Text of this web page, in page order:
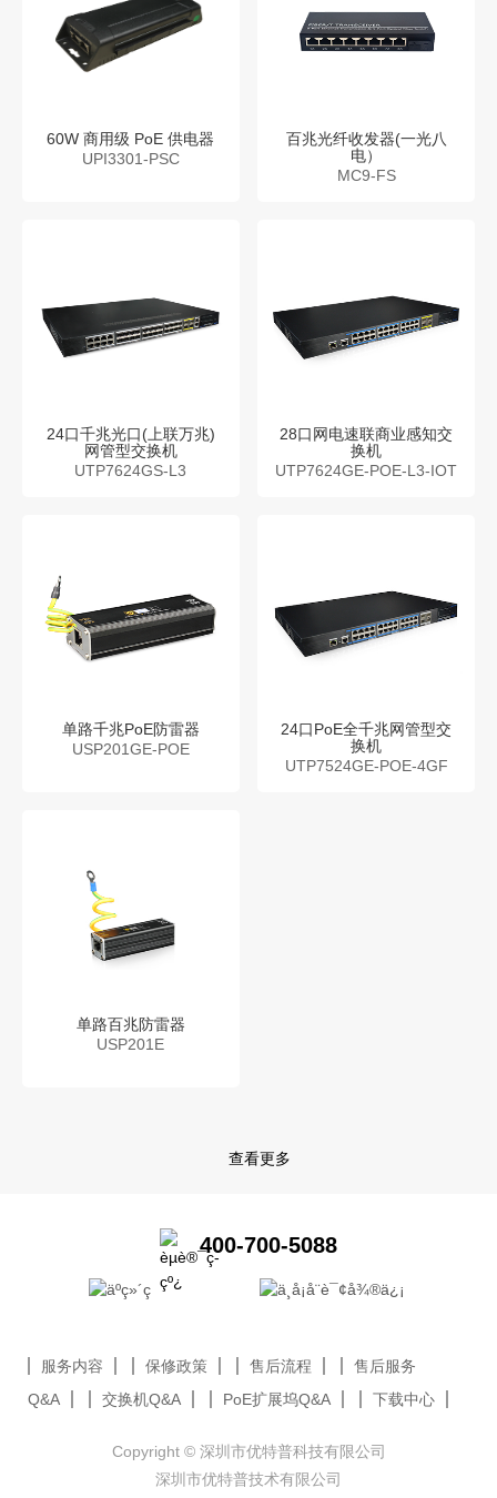
60W 商用级 PoE 供电器
UPI3301-PSC
百兆光纤收发器(一光八
电）
MC9-FS
24口千兆光口(上联万兆)
网管型交换机
UTP7624GS-L3
28口网电速联商业感知交
换机
UTP7624GE-POE-L3-IOT
单路千兆PoE防雷器
USP201GE-POE
24口PoE全千兆网管型交
换机
UTP7524GE-POE-4GF
单路百兆防雷器
USP201E
查看更多
400-700-5088
服务内容 保修政策 售后流程
售后服务
Q&A
交换机Q&A PoE扩展坞Q&A 下载中心
Copyright © 深圳市优特普科技有限公司
深圳市优特普技术有限公司